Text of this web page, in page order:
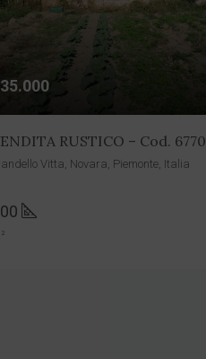
RUSTICO – Cod. 6770
Vitta, Novara, Piemonte, Italia